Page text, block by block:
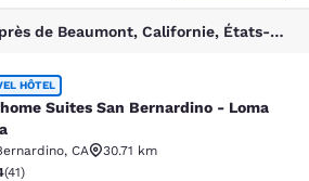
2 hôtels Long séjour près de Beaumont, Californie, États-Unis correspondent à vos filtres
San Bernardino -
HÔTEL
Suites San Bernardino - Loma
, CA
30.71 km
Excellent. 41 commentaires
(41)